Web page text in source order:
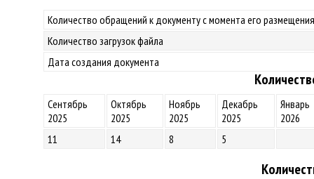
Количество обращений к документу с момента его
Количество загрузок файла
Дата создания документа
Сентябрь
2025
Октябрь
2025
Ноябрь
2025
Декабрь
2025
Январь
2026
11
14 8 5